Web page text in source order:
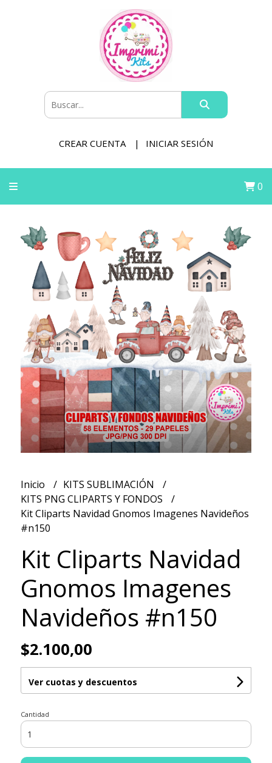
CREAR CUENTA INICIAR SESIÓN
0
Inicio
KITS SUBLIMACIÓN
KITS PNG CLIPARTS Y FONDOS
Kit Cliparts Navidad Gnomos Imagenes Navideños
#n150
Kit Cliparts Navidad
Gnomos Imagenes
Navideños #n150
$2.100,00
Ver cuotas y descuentos
Cantidad